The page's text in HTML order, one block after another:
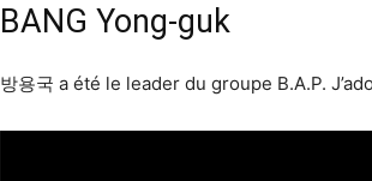
BANG Yong-guk
방용국 a été le leader du groupe B.A.P.